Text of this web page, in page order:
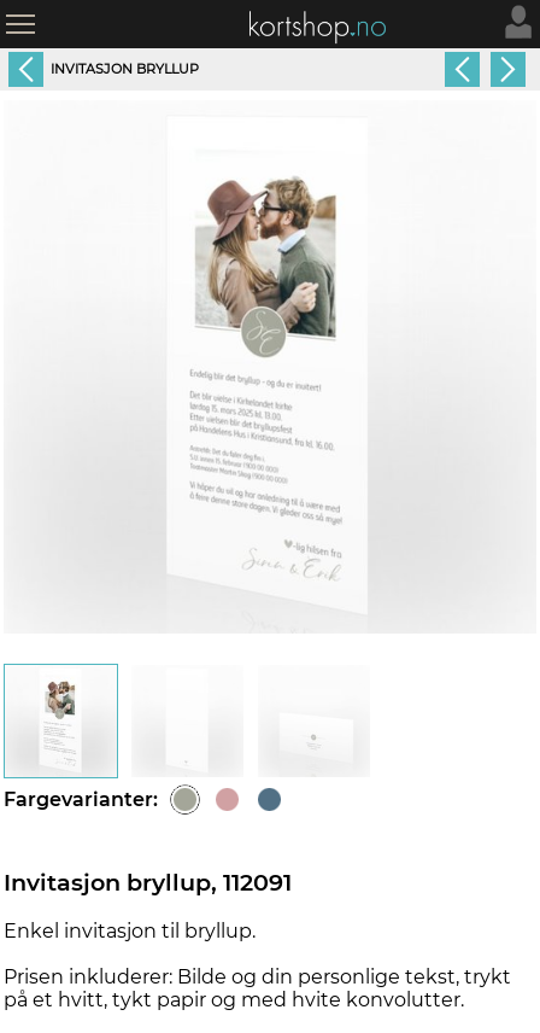
INVITASJON BRYLLUP
Fargevarianter:
Invitasjon bryllup, 112091
Enkel invitasjon til bryllup.
Prisen inkluderer: Bilde og din personlige tekst, trykt
på et hvitt, tykt papir og med hvite konvolutter.